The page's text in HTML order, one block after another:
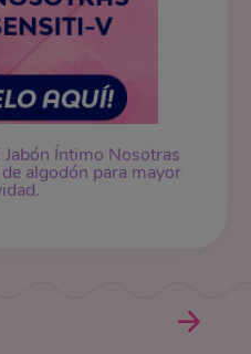
Íntimo Nosotras
algodón para mayor